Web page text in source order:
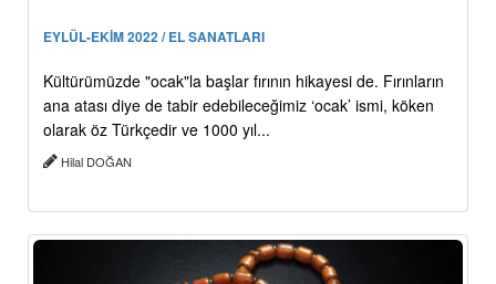
EYLÜL-EKİM 2022 / EL SANATLARI
Kültürümüzde "ocak"la başlar fırının hikayesi de. Fırınların
ana atası diye de tabir edebileceğimiz ‘ocak’ ismi, köken
olarak öz Türkçedir ve 1000 yıl...
Hilal DOĞAN